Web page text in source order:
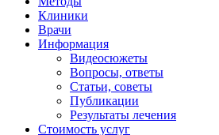
Клиники
Врачи
Информация
Видеосюжеты
Вопросы, ответы
Статьи, советы
Публикации
Результаты лечения
Стоимость услуг